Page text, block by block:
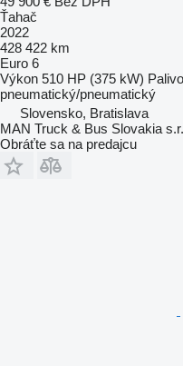
Ťahač
2022
428 422 km
Euro 6
Výkon 510 HP (375 kW) Palivo
pneumatický/pneumatický
Slovensko, Bratislava
MAN Truck & Bus Slovakia
Obráťte sa na predajcu